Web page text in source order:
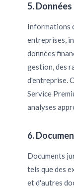
5.
Informations
entreprises,
données
gestion, des
d'entreprise.
Service
analyses
6.
Documents
tels que des
et d'autres